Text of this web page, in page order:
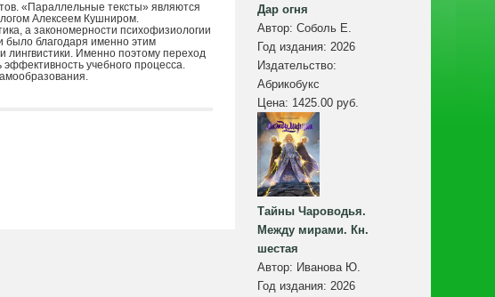
«Параллельные тексты» являются
Алексеем Кушниром.
а закономерности психофизиологии
было благодаря именно этим
лингвистики. Именно поэтому переход
учебного процесса.
Дар огня
Автор: Соболь Е.
Год издания: 2026
Издательство:
Абрикобукс
Цена: 1425.00 руб.
Тайны Чароводья.
Между мирами. Кн.
шестая
Автор: Иванова Ю.
Год издания: 2026